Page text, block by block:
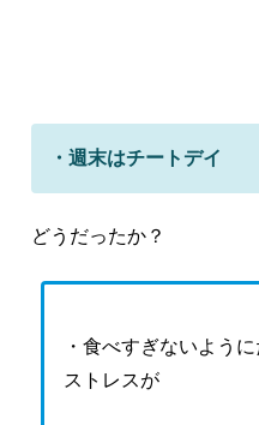
・週末はチートデイ
どうだったか？
・食べすぎないよう
ストレスが